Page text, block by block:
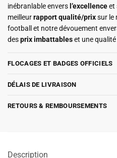
inébranlable envers l’excellenceet
meilleurrapport qualité/prixsur le
football et notre dévouement
desprix imbattableset une
FLOCAGES ET BADGES OFFICIELS
DÉLAIS DE LIVRAISON
RETOURS & REMBOURSEMENTS
Description